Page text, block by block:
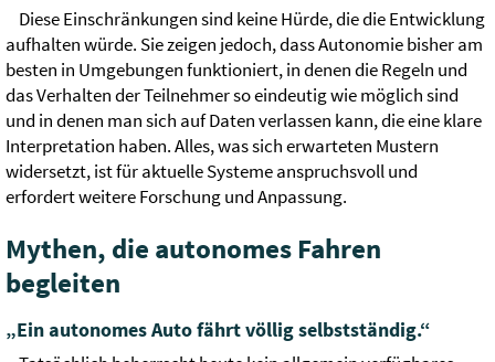
Diese Einschränkungen sind keine Hürde, die die Entwicklung
aufhalten würde. Sie zeigen jedoch, dass Autonomie bisher am
besten in Umgebungen funktioniert, in denen die Regeln und
das Verhalten der Teilnehmer so eindeutig wie möglich sind
und in denen man sich auf Daten verlassen kann, die eine klare
Interpretation haben. Alles, was sich erwarteten Mustern
widersetzt, ist für aktuelle Systeme anspruchsvoll und
erfordert weitere Forschung und Anpassung.
Mythen, die autonomes Fahren
begleiten
„Ein autonomes Auto fährt völlig selbstständig.“